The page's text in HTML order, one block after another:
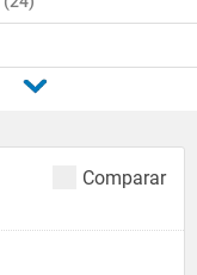
Comparar